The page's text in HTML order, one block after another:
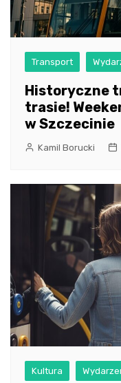
Transport
Historyczne
trasie!
w Szczecinie
Kamil Borucki
Kultura